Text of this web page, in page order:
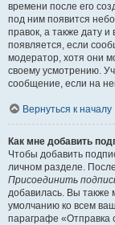
времени после его
под ним появится
правок, а также дату
появляется, если
модератор, хотя они
своему усмотрению.
сообщение, если на
Вернуться к началу
Как мне добавить
Чтобы добавить
личном разделе.
Присоединить
добавилась. Вы также
умолчанию ко всем
параграфе «Отправка